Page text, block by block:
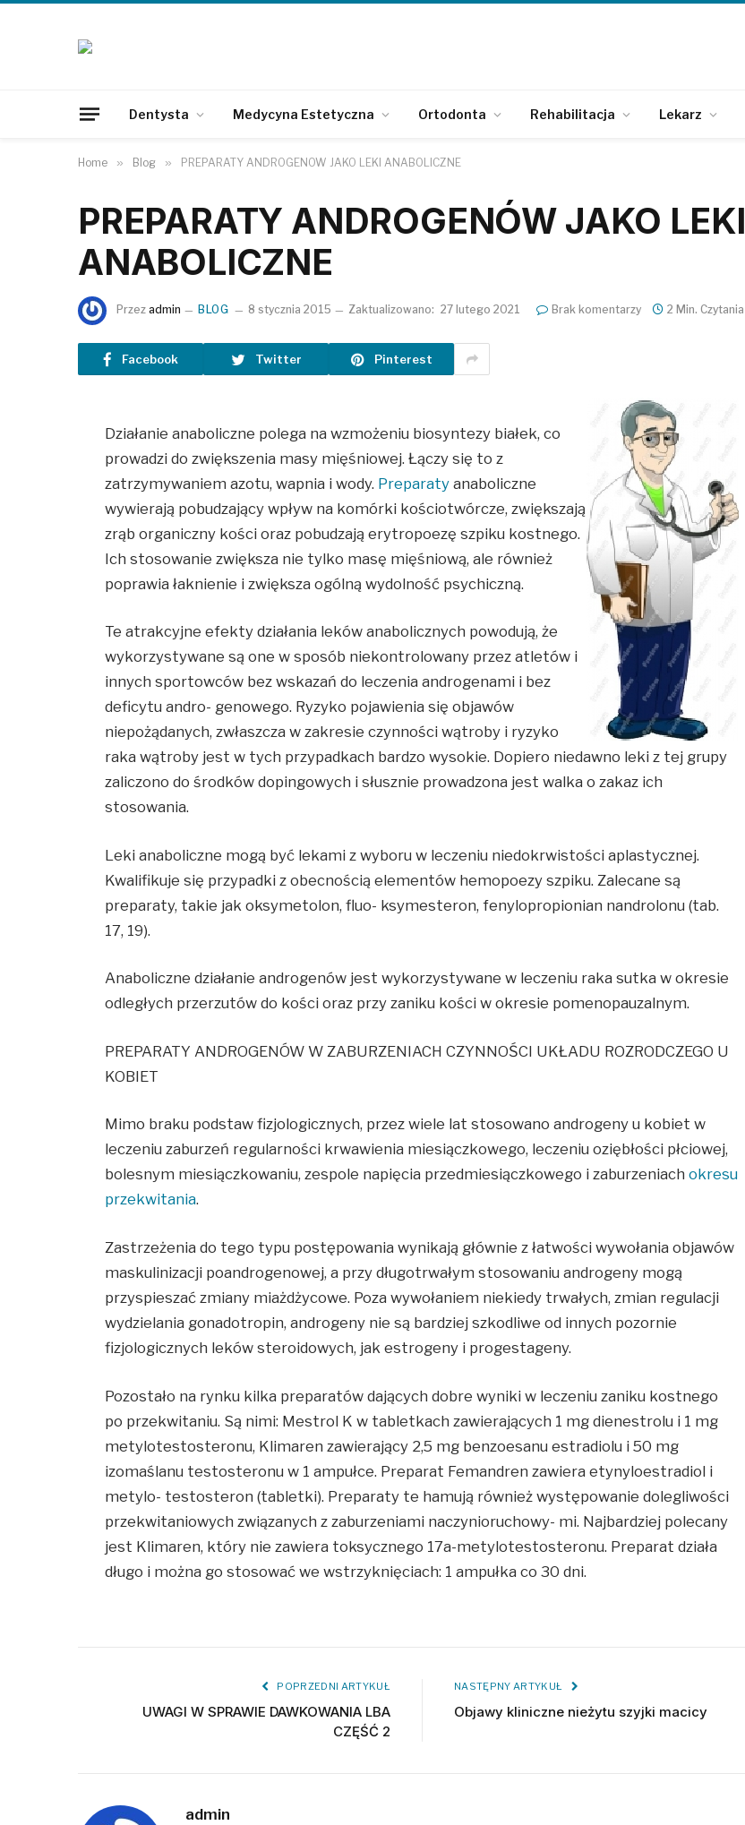
Dentysta Medycyna Estetyczna Ortodonta Rehabilitacja Lekarz
Home » Blog » PREPARATY ANDROGENÓW JAKO LEKI ANABOLICZNE
PREPARATY ANDROGENÓW JAKO LEKI
ANABOLICZNE
Przez admin BLOG 8 stycznia 2015 Zaktualizowano: 27 lutego 2021 Brak komentarzy 2 Min. Czytania
Facebook Twitter Pinterest
Działanie anaboliczne polega na wzmożeniu biosyntezy białek, co
prowadzi do zwiększenia masy mięśniowej. Łączy się to z
zatrzymywaniem azotu, wapnia i wody. Preparaty anaboliczne
wywierają pobudzający wpływ na komórki kościotwórcze, zwiększają
zrąb organiczny kości oraz pobudzają erytropoezę szpiku kostnego.
Ich stosowanie zwiększa nie tylko masę mięśniową, ale również
poprawia łaknienie i zwiększa ogólną wydolność psychiczną.
Te atrakcyjne efekty działania leków anabolicznych powodują, że
wykorzystywane są one w sposób niekontrolowany przez atletów i
innych sportowców bez wskazań do leczenia androgenami i bez
deficytu andro- genowego. Ryzyko pojawienia się objawów
niepożądanych, zwłaszcza w zakresie czynności wątroby i ryzyko
raka wątroby jest w tych przypadkach bardzo wysokie. Dopiero niedawno leki z tej grupy
zaliczono do środków dopingowych i słusznie prowadzona jest walka o zakaz ich
stosowania.
Leki anaboliczne mogą być lekami z wyboru w leczeniu niedokrwistości aplastycznej.
Kwalifikuje się przypadki z obecnością elementów hemopoezy szpiku. Zalecane są
preparaty, takie jak oksymetolon, fluo- ksymesteron, fenylopropionian nandrolonu (tab.
17, 19).
Anaboliczne działanie androgenów jest wykorzystywane w leczeniu raka sutka w okresie
odległych przerzutów do kości oraz przy zaniku kości w okresie pomenopauzalnym.
PREPARATY ANDROGENÓW W ZABURZENIACH CZYNNOŚCI UKŁADU ROZRODCZEGO U
KOBIET
Mimo braku podstaw fizjologicznych, przez wiele lat stosowano androgeny u kobiet w
leczeniu zaburzeń regularności krwawienia miesiączkowego, leczeniu oziębłości płciowej,
bolesnym miesiączkowaniu, zespole napięcia przedmiesiączkowego i zaburzeniachokresu
przekwitania.
Zastrzeżenia do tego typu postępowania wynikają głównie z łatwości wywołania objawów
maskulinizacji poandrogenowej, a przy długotrwałym stosowaniu androgeny mogą
przyspieszać zmiany miażdżycowe. Poza wywołaniem niekiedy trwałych, zmian regulacji
wydzielania gonadotropin, androgeny nie są bardziej szkodliwe od innych pozornie
fizjologicznych leków steroidowych, jak estrogeny i progestageny.
Pozostało na rynku kilka preparatów dających dobre wyniki w leczeniu zaniku kostnego
po przekwitaniu. Są nimi: Mestrol K w tabletkach zawierających 1 mg dienestrolu i 1 mg
metylotestosteronu, Klimaren zawierający 2,5 mg benzoesanu estradiolu i 50 mg
izomaślanu testosteronu w 1 ampułce. Preparat Femandren zawiera etynyloestradiol i
metylo- testosteron (tabletki). Preparaty te hamują również występowanie dolegliwości
przekwitaniowych związanych z zaburzeniami naczynioruchowy- mi. Najbardziej polecany
jest Klimaren, który nie zawiera toksycznego 17a-metylotestosteronu. Preparat działa
długo i można go stosować we wstrzyknięciach: 1 ampułka co 30 dni.
POPRZEDNI ARTYKUŁ
UWAGI W SPRAWIE DAWKOWANIA LBA
CZĘŚĆ 2
NASTĘPNY ARTYKUŁ
Objawy kliniczne nieżytu szyjki macicy
admin